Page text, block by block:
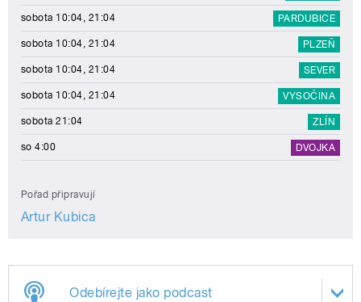
sobota 10:04, 21:04 PARDUBICE
sobota 10:04, 21:04 PLZEŇ
sobota 10:04, 21:04 SEVER
sobota 10:04, 21:04 VYSOČINA
sobota 21:04 ZLÍN
so 4:00 DVOJKA
Pořad připravují
Artur Kubica
Odebírejte jako podcast